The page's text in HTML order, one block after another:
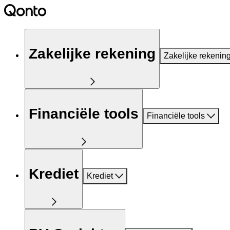
Zakelijke rekening Zakelijke
Financiële tools Financiële tools
Krediet Krediet